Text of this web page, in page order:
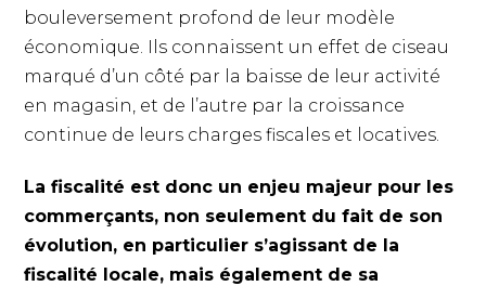
bouleversement profond de leur modèle
économique. Ils connaissent un effet de ciseau
marqué d’un côté par la baisse de leur activité
en magasin, et de l’autre par la croissance
continue de leurs charges fiscales et locatives.
La fiscalité est donc un enjeu majeur pour les
commerçants, non seulement du fait de son
évolution, en particulier s’agissant de la
fiscalité locale, mais également de sa